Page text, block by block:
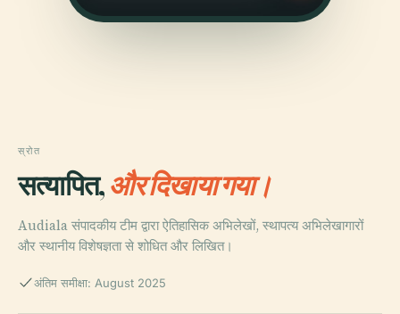
स्रोत
सत्यापित,और दिखाया गया।
Audiala संपादकीय टीम द्वारा ऐतिहासिक अभिलेखों, स्थापत्य अभिलेखागारों
और स्थानीय विशेषज्ञता से शोधित और लिखित।
अंतिम समीक्षा: August 2025